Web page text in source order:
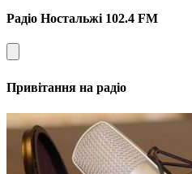
Радіо Ностальжі 102.4 FM
Привітання на радіо